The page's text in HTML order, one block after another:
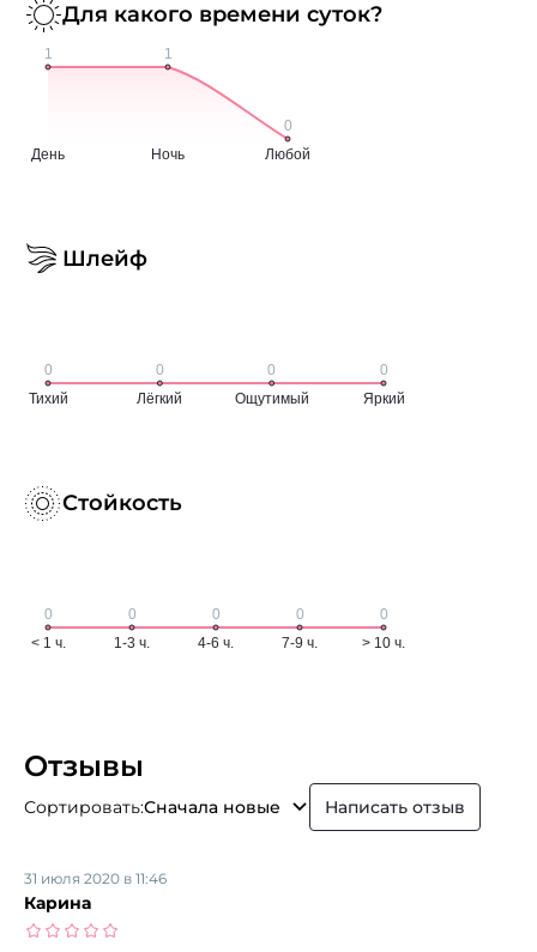
Для какого времени суток?
Шлейф
Стойкость
Отзывы
Сортировать:Сначала новые Написать отзыв
Карина
31 июля 2020 в 11:46